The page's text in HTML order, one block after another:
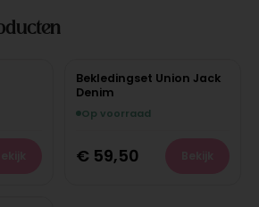
Bekledingset Union Jack
Denim
Op voorraad
€ 59,50